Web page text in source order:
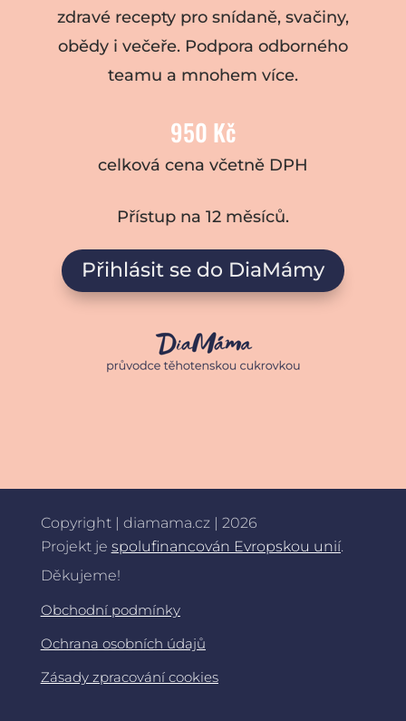
zdravé recepty pro snídaně, svačiny,
obědy i večeře. Podpora odborného
teamu a mnohem více.
950 Kč
celková cena včetně DPH
Přístup na 12 měsíců.
Přihlásit se do DiaMámy
Copyright | diamama.cz | 2026
Projekt je spolufinancován Evropskou unií.
Děkujeme!
Obchodní podmínky
Ochrana osobních údajů
Zásady zpracování cookies